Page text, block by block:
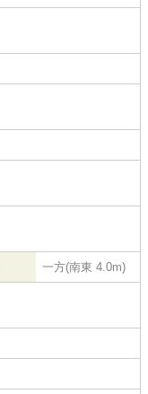
一方(南東 4.0m)